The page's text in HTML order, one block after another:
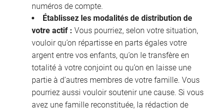
numéros de compte.
Établissez les modalités de distribution de
votre actif : Vous pourriez, selon votre situation,
vouloir qu’on répartisse en parts égales votre
argent entre vos enfants, qu’on le transfère en
totalité à votre conjoint ou qu’on en laisse une
partie à d’autres membres de votre famille. Vous
pourriez aussi vouloir soutenir une cause. Si vous
avez une famille reconstituée, la rédaction de